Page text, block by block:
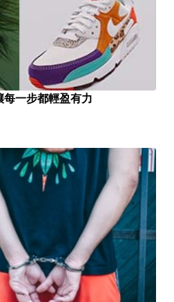
每一步都輕盈有力